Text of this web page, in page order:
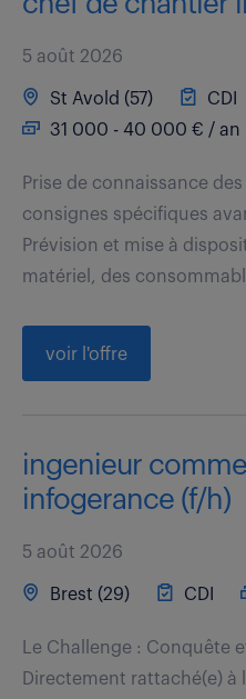
5 août 2026
St Avold (57)
CDI
31 000 - 40 000 € / an
Prise de connaissance
consignes spécifiques
Prévision et mise à
matériel, des
voir l'offre
ingenieur
infogerance (f/h)
5 août 2026
Brest (29) CDI
Le Challenge : Conquête
Directement rattaché(e)